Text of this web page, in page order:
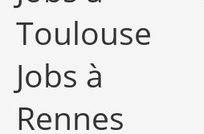
Toulouse
Jobs à
Rennes